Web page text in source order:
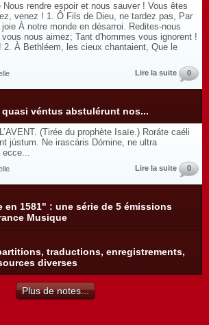
rendre espoir et nous sauver ! Vous êtes
venez ! 1. Ô Fils de Dieu, ne tardez pas, Par
À notre monde en désarroi. Redites-nous
nous aimez; Tant d'hommes vous ignorent !
2. À Bethléem, les cieux chantaient, Que le
Lire la suite 0
véntus abstulérunt nos...
(Tirée du prophète Isaïe.) Roráte caéli
jústum. Ne irascáris Dómine, ne ultra
ecce...
Lire la suite 0
en 1581" : une série de 5 émissions
Musique
traductions, enregistrements,
diverses
Plus de notes...